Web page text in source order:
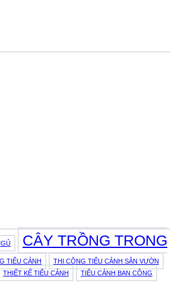
CÂY TRỒNG TRONG
TIỂU CẢNH
THI CÔNG TIỂU CẢNH SÂN VƯỜN
THIẾT KẾ TIỂU CẢNH
TIỂU CẢNH BAN CÔNG